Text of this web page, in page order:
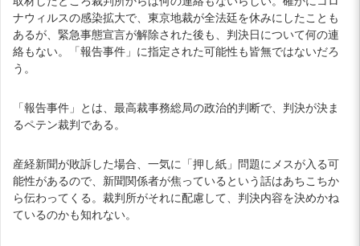
ナウィルスの感染拡大で、東京地裁が全法廷を休みにしたことも
あるが、緊急事態宣言が解除された後も、判決日について何の連
絡もない。「報告事件」に指定された可能性も皆無ではないだろ
う。
「報告事件」とは、最高裁事務総局の政治的判断で、判決が決ま
るペテン裁判である。
産経新聞が敗訴した場合、一気に「押し紙」問題にメスが入る可
能性があるので、新聞関係者が焦っているという話はあちこちか
ら伝わってくる。裁判所がそれに配慮して、判決内容を決めかね
ているのかも知れない。